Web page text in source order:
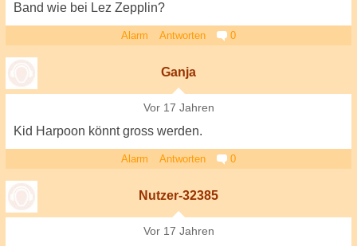
Band wie bei Lez Zepplin?
Alarm Antworten 0
Ganja
Vor 17 Jahren
Kid Harpoon könnt gross werden.
Alarm Antworten 0
Nutzer-32385
Vor 17 Jahren